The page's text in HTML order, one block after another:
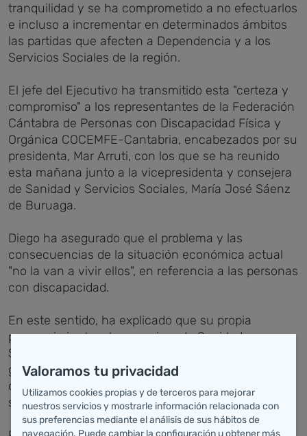
tranquilidad y se ha comprometido a no efectuarlos
e incluso a incrementar en determinados ámbitos
las partidas que afecten a Dependencia y a los
Servicios Sociales de la región.
El jefe del Ejecutivo ha transmitido esta "certeza y
compromiso" a los representantes de la Federación
Cántabra de Personas con Discapacidad Física y
Orgánica COCEMFE-Cantabria, encabezados por su
presidenta, Mar Arruti, con los que se ha reunido
esta mañana junto a la vicepresidenta y consejera
de Sanidad y Servicios Sociales, María José Sáenz
de Buruaga.
Diego ha asegurado que el problema y las
consecuencias de la situación económica actual
"no la van a vivir ellos", en referencia a las personas
con discapacidad.
En este sentido, ha explicado que su propia
presencia junto a la consejera de Sanidad y
Servicios Sociales en este encuentro ha sido un
gesto de "cercanía, voluntad de diálogo y
coordinación" con COCEMFE, cuyos objetivos, ha
subrayado, "son los nuestros".
Valoramos tu privacidad
Utilizamos cookies propias y de terceros para mejorar
nuestros servicios y mostrarle información relacionada con
sus preferencias mediante el análisis de sus hábitos de
navegación. Puede cambiar la configuración u obtener más